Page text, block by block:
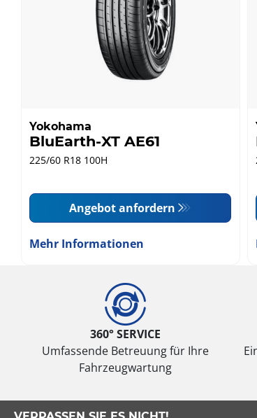
Yokohama
BluEarth-XT AE61
225/60 R18 100H
Angebot anfordern
Mehr Informationen
360° SERVICE
Umfassende Betreuung für Ihre
Fahrzeugwartung